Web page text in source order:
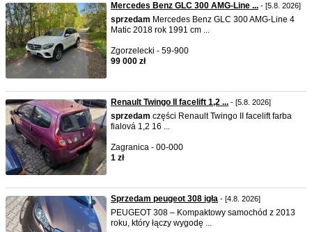
Mercedes Benz GLC 300 AMG-Line ... - [5.8. 2026]
sprzedam Mercedes Benz GLC 300 AMG-Line 4
Matic 2018 rok 1991 cm ...
Zgorzelecki - 59-900
99 000 zł
Renault Twingo II facelift 1,2 ... - [5.8. 2026]
sprzedam części Renault Twingo II facelift farba
fialová 1,2 16 ...
Zagranica - 00-000
1 zł
Sprzedam peugeot 308 igła - [4.8. 2026]
PEUGEOT 308 – Kompaktowy samochód z 2013
roku, który łączy wygodę ...